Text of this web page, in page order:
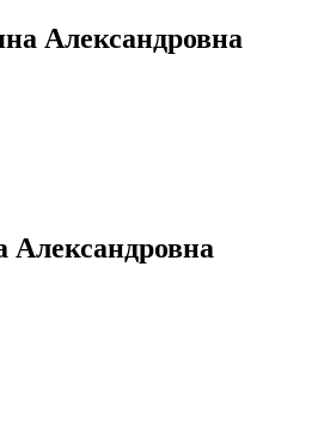
Александровна
Александровна